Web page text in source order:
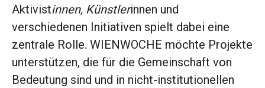
Aktivistinnen, Künstlerinnen und
verschiedenen Initiativen spielt dabei eine
zentrale Rolle. WIENWOCHE möchte Projekte
unterstützen, die für die Gemeinschaft von
Bedeutung sind und in nicht-institutionellen